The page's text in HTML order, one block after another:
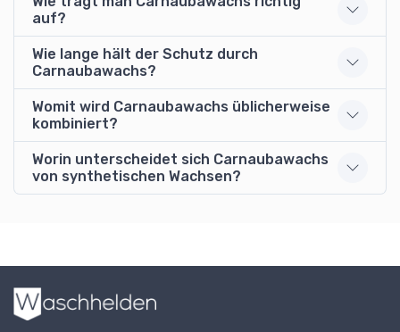
auf?
Wie lange hält der Schutz durch
Carnaubawachs?
Womit wird Carnaubawachs üblicherweise
kombiniert?
Worin unterscheidet sich Carnaubawachs
von synthetischen Wachsen?